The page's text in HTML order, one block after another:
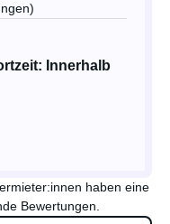
Innerhalb
haben eine
Bewertungen.